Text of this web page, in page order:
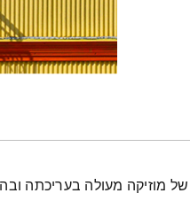
מוזיקה מעולה בעריכתה